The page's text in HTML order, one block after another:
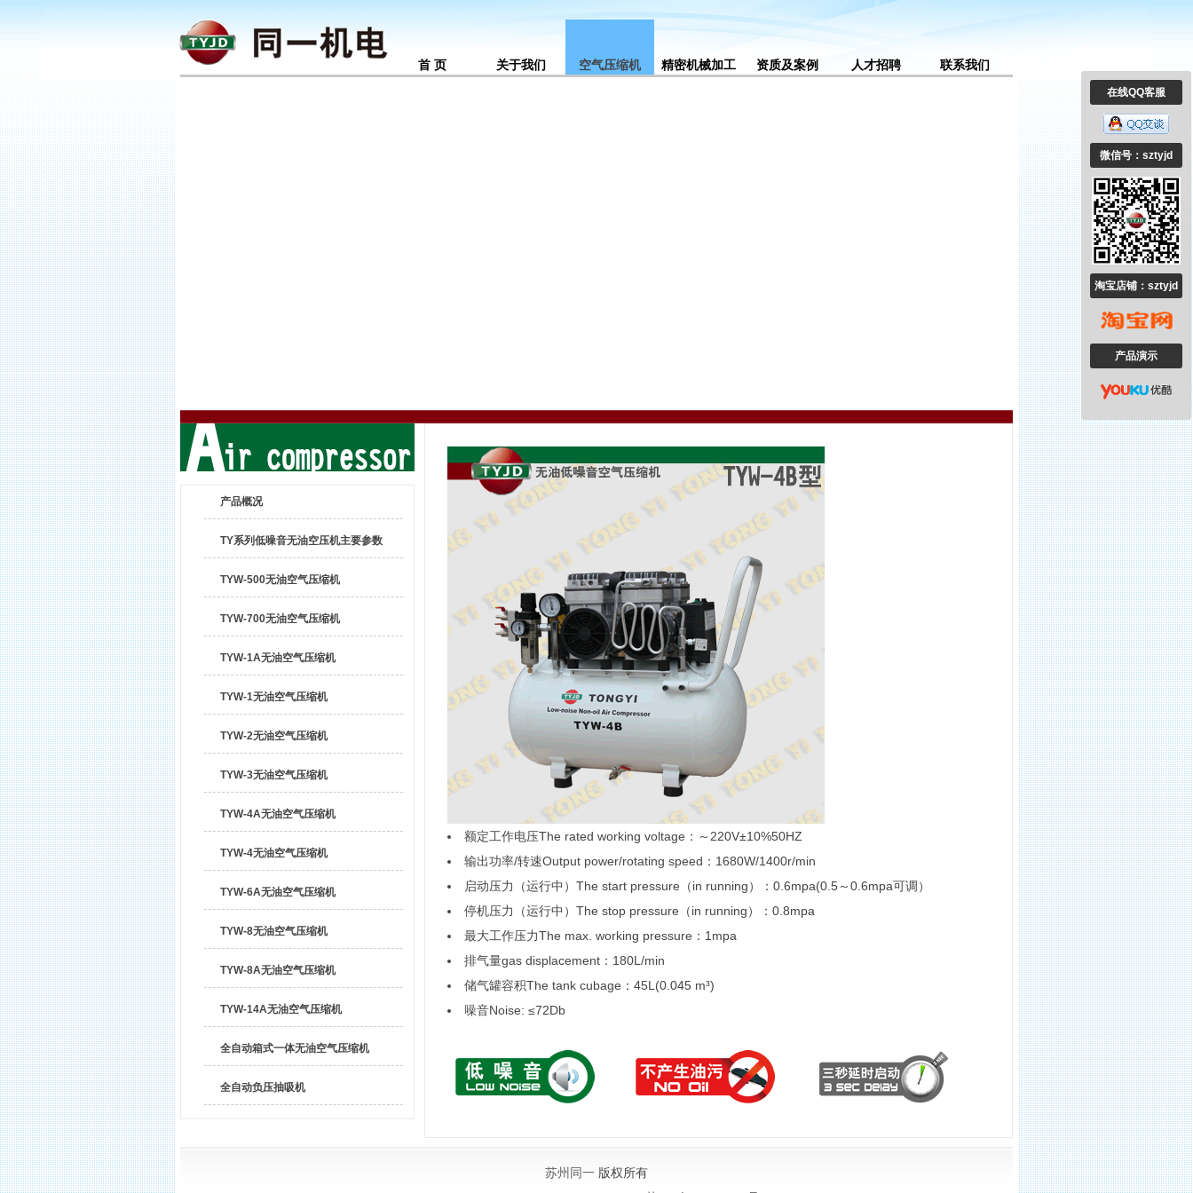
首 页 关于我们 空气压缩机 精密机械加工 资质及案例 人才招聘 联系我们
额定工作电压The rated working voltage：～220V±10%50HZ
输出功率/转速Output power/rotating speed：1680W/1400r/min
启动压力（运行中）The start pressure（in running）：0.6mpa(0.5～0.6mpa可调）
停机压力（运行中）The stop pressure（in running）：0.8mpa
最大工作压力The max. working pressure：1mpa
排气量gas displacement：180L/min
储气罐容积The tank cubage：45L(0.045 m³)
噪音Noise: ≤72Db
产品概况
TY系列低噪音无油空压机主要参数
TYW-500无油空气压缩机
TYW-700无油空气压缩机
TYW-1A无油空气压缩机
TYW-1无油空气压缩机
TYW-2无油空气压缩机
TYW-3无油空气压缩机
TYW-4A无油空气压缩机
TYW-4无油空气压缩机
TYW-6A无油空气压缩机
TYW-8无油空气压缩机
TYW-8A无油空气压缩机
TYW-14A无油空气压缩机
全自动箱式一体无油空气压缩机
全自动负压抽吸机
苏州同一 版权所有
在线QQ客服
微信号：sztyjd
淘宝店铺：sztyjd
产品演示